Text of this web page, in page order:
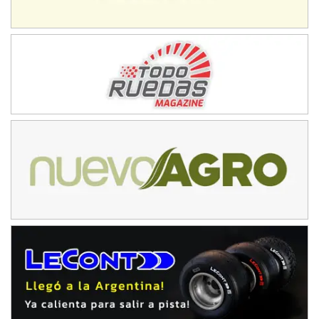
SUR SANTAFESINO - F4
Rufino (Santa Fe)
Juan Navarro (Asfalto)
El Timbó (Tucumán)